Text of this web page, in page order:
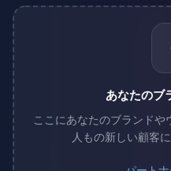
あなたのブ
ここにあなたのブランド
人もの新しい顧客